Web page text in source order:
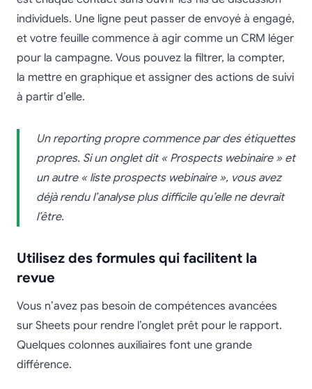
individuels. Une ligne peut passer de envoyé à engagé,
et votre feuille commence à agir comme un CRM léger
pour la campagne. Vous pouvez la filtrer, la compter,
la mettre en graphique et assigner des actions de suivi
à partir d’elle.
Un reporting propre commence par des étiquettes
propres. Si un onglet dit « Prospects webinaire » et
un autre « liste prospects webinaire », vous avez
déjà rendu l’analyse plus difficile qu’elle ne devrait
l’être.
Utilisez des formules qui facilitent la
revue
Vous n’avez pas besoin de compétences avancées
sur Sheets pour rendre l’onglet prêt pour le rapport.
Quelques colonnes auxiliaires font une grande
différence.